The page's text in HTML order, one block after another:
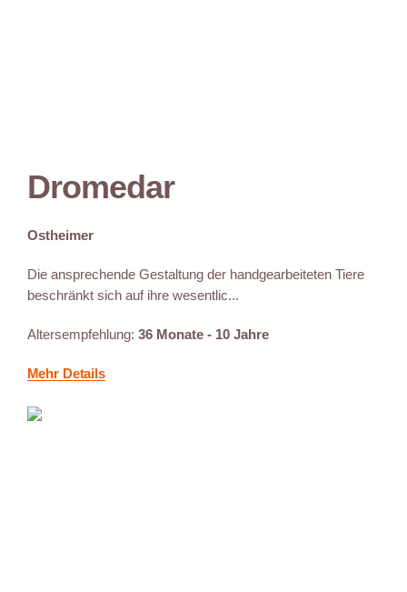
Dromedar
Ostheimer
Die ansprechende Gestaltung der handgearbeiteten Tiere
beschränkt sich auf ihre wesentlic...
Altersempfehlung: 36 Monate - 10 Jahre
Mehr Details